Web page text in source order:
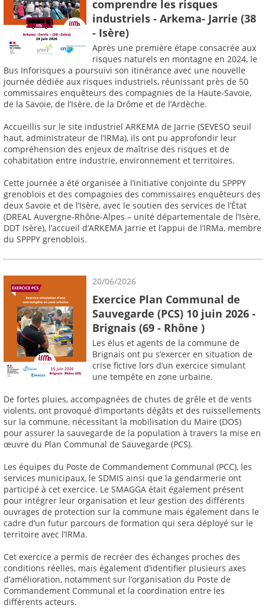
comprendre les risques
industriels - Arkema- Jarrie (38
- Isère)
Après une première étape consacrée aux
risques naturels en montagne en 2024, le
Bus Inforisques a poursuivi son itinérance avec une nouvelle
journée dédiée aux risques industriels, réunissant près de 50
commissaires enquêteurs des compagnies de la Haute-Savoie,
de la Savoie, de l’Isère, de la Drôme et de l’Ardèche.
Accueillis sur le site industriel ARKEMA de Jarrie (SEVESO seuil
haut, administrateur de l’IRMa), ils ont pu approfondir leur
compréhension des enjeux de maîtrise des risques et de
cohabitation entre industrie, environnement et territoires.
Cette journée a été organisée à l’initiative conjointe du SPPPY
grenoblois et des compagnies des commissaires enquêteurs des
deux Savoie et de l’Isère, avec le soutien des services de l’État
(DREAL Auvergne-Rhône-Alpes – unité départementale de l’Isère,
DDT Isère), l’accueil d’ARKEMA Jarrie et l’appui de l’IRMa, membre
du SPPPY grenoblois.
20/06/2026
Exercice Plan Communal de
Sauvegarde (PCS) 10 juin 2026 -
Brignais (69 - Rhône )
Les élus et agents de la commune de
Brignais ont pu s’exercer en situation de
crise fictive lors d’un exercice simulant
une tempête en zone urbaine.
De fortes pluies, accompagnées de chutes de grêle et de vents
violents, ont provoqué d’importants dégâts et des ruissellements
sur la commune, nécessitant la mobilisation du Maire (DOS)
pour assurer la sauvegarde de la population à travers la mise en
œuvre du Plan Communal de Sauvegarde (PCS).
Les équipes du Poste de Commandement Communal (PCC), les
services municipaux, le SDMIS ainsi que la gendarmerie ont
participé à cet exercice. Le SMAGGA était également présent
pour intégrer leur organisation et leur gestion des différents
ouvrages de protection sur la commune mais également dans le
cadre d’un futur parcours de formation qui sera déployé sur le
territoire avec l’IRMa.
Cet exercice a permis de recréer des échanges proches des
conditions réelles, mais également d’identifier plusieurs axes
d’amélioration, notamment sur l’organisation du Poste de
Commandement Communal et la coordination entre les
différents acteurs.